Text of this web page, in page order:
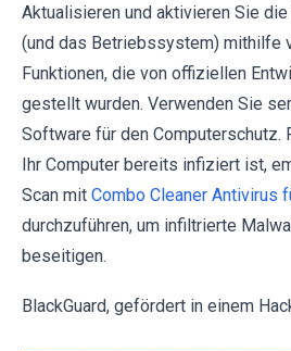
Aktualisieren und aktivieren Sie
(und das Betriebssystem) mithilfe
Funktionen, die von offiziellen
gestellt wurden. Verwenden Sie
Software für den Computerschutz.
Ihr Computer bereits infiziert ist,
Scan mit Combo Cleaner Antivirus
durchzuführen, um infiltrierte
beseitigen.
BlackGuard, gefördert in einem